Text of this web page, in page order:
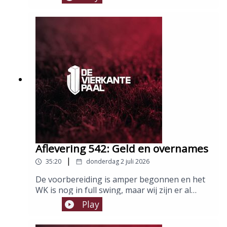
touwen? Duncan, Yoni en Ben fileren de
resultaten van de DVP Awards en sluiten zo
toekomst, zeker?Host: Ben JacobsGasten:
Duncan Bartholomeeusen en Yoni Van
LooverenMontage: Duncan Bartholomeeusen
Aflevering 542: Geld en overnames
35:20 | donderdag 2 juli 2026
De voorbereiding is amper begonnen en het
WK is nog in full swing, maar wij zijn er al
terug, want er bougeert iets op den Bosuil!
Potentieel nieuwe eigenaars, de terugkeer
van coryfeeën, contracten van twee weken en
Play